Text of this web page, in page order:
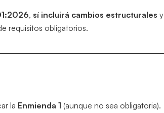
, sí incluirá cambios estructurales y
requisitos obligatorios.
la Enmienda 1 (aunque no sea obligatoria).